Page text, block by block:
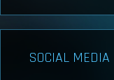
SOCIAL MEDIA